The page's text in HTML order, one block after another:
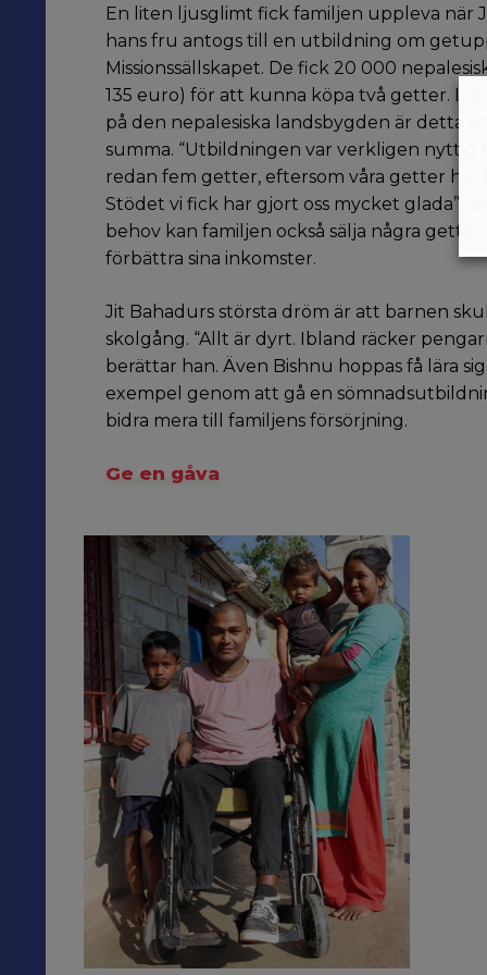
En liten ljusglimt fick familjen uppleva när
hans fru antogs till en utbildning om
Missionssällskapet. De fick 20 000
135 euro) för att kunna köpa två getter. I
på den nepalesiska landsbygden är detta
summa. “Utbildningen var verkligen nyttig
redan fem getter, eftersom våra getter
Stödet vi fick har gjort oss mycket glada”,
behov kan familjen också sälja några
förbättra sina inkomster.
Jit Bahadurs största dröm är att barnen
skolgång. “Allt är dyrt. Ibland räcker
berättar han. Även Bishnu hoppas få lära
exempel genom att gå en
bidra mera till familjens försörjning.
Ge en gåva